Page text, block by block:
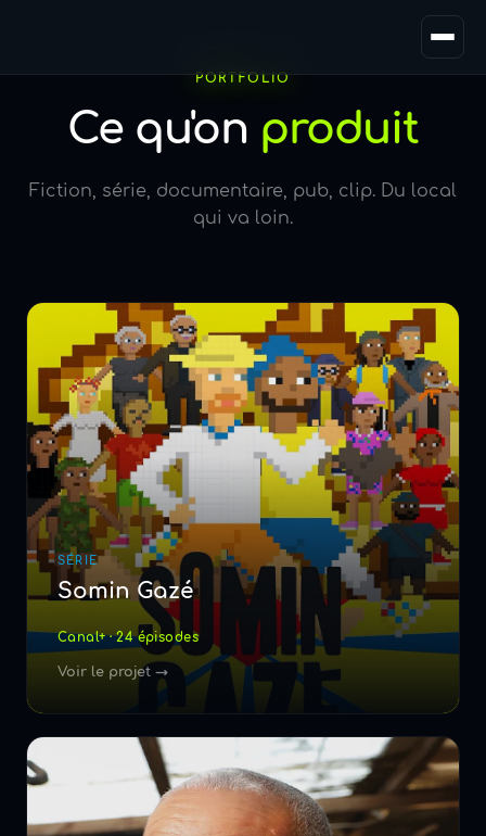
Équipe
Journal
Contact
PORTFOLIO
Ce qu'on produit
Fiction, série, documentaire, pub, clip. Du local
qui va loin.
SÉRIE
Somin Gazé
Canal+ · 24 épisodes
Voir le projet →